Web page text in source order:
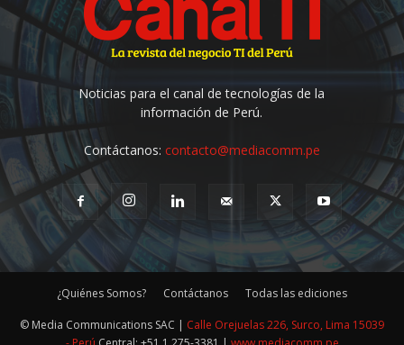
Noticias para el canal de tecnologías de la
información de Perú.
Contáctanos: contacto@mediacomm.pe
¿Quiénes Somos? Contáctanos Todas las ediciones
© Media Communications SAC | Calle Orejuelas 226, Surco, Lima 15039